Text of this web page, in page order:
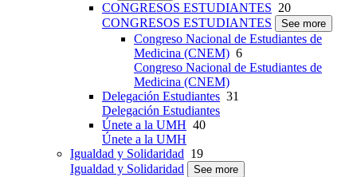
CONGRESOS ESTUDIANTES 20
CONGRESOS ESTUDIANTES
See more
Congreso Nacional de Estudiantes de
Medicina (CNEM) 6
Congreso Nacional de Estudiantes de
Medicina (CNEM)
Delegación Estudiantes 31
Delegación Estudiantes
Únete a la UMH 40
Únete a la UMH
Igualdad y Solidaridad 19
Igualdad y Solidaridad
See more